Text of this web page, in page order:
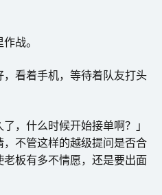
战。
看着手机，等待着队友打头
，什么时候开始接单啊？」
不管这样的越级提问是否合
板有多不情愿，还是要出面